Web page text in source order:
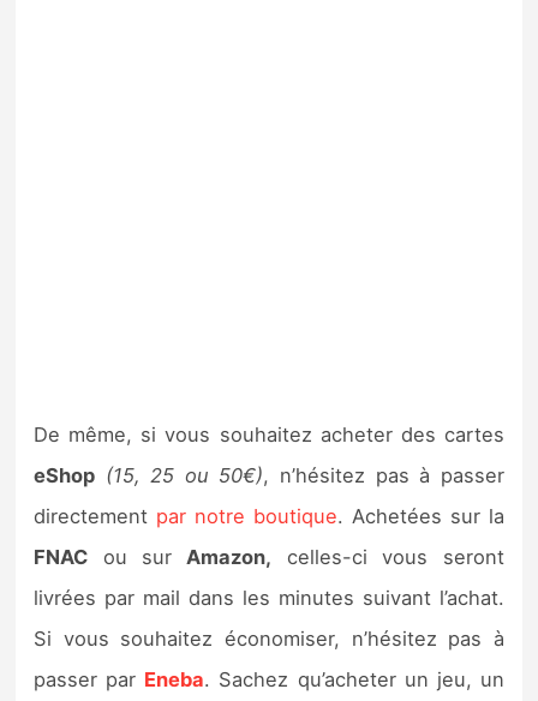
De même, si vous souhaitez acheter des cartes
eShop (15, 25 ou 50€), n’hésitez pas à passer
directement par notre boutique. Achetées sur la
FNAC ou surAmazon, celles-ci vous seront
livrées par mail dans les minutes suivant l’achat.
Si vous souhaitez économiser, n’hésitez pas à
passer par Eneba. Sachez qu’acheter un jeu, un